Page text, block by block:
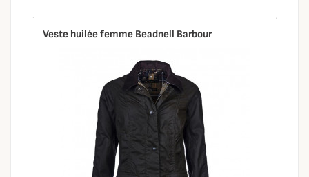
Veste huilée femme Beadnell Barbour